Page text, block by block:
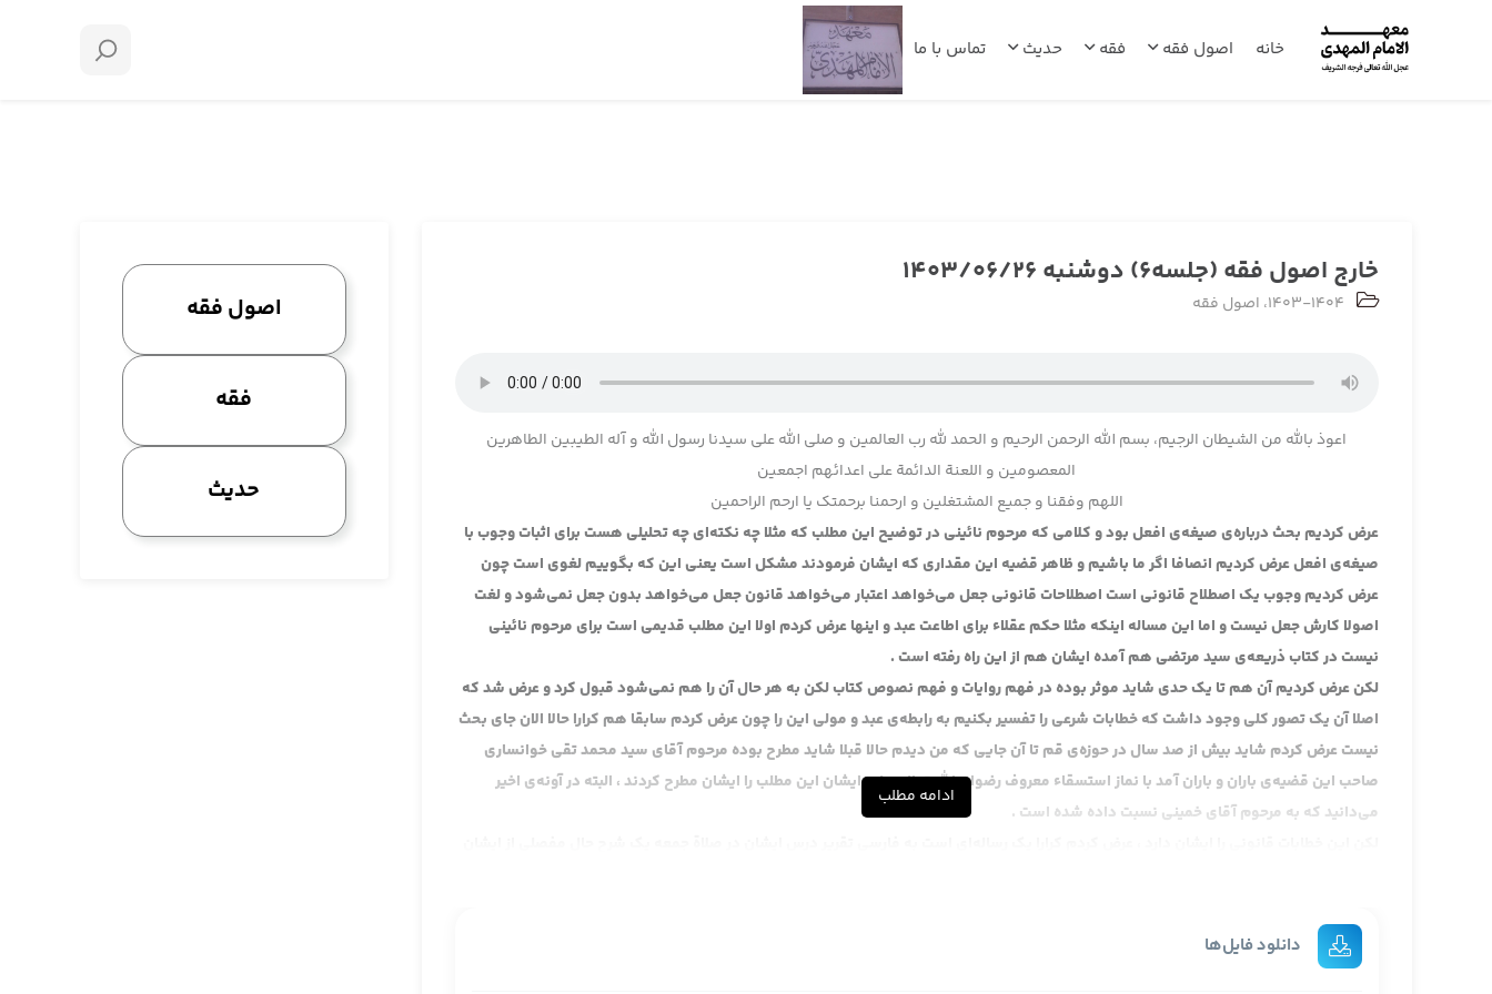
خانه اصول فقه فقه حدیث تماس با ما
خارج اصول فقه (جلسه6) دوشنبه 1403/06/26
1403-1404، اصول فقه
اعوذ بالله من الشیطان الرجیم، بسم الله الرحمن الرحیم و الحمد لله رب العالمین و صلی الله علی سیدنا رسول الله و آله الطیبین الطاهرین
المعصومین و اللعنة الدائمة علی اعدائهم اجمعین
اللهم وفقنا و جمیع المشتغلین و ارحمنا برحمتک یا ارحم الراحمین
عرض کردیم بحث درباره‌ی صیغه‌ی افعل بود و کلامی که مرحوم نائینی در توضیح این مطلب که مثلا چه نکته‌ای چه تحلیلی هست برای اثبات وجوب با
صیغه‌ی افعل عرض کردیم انصافا اگر ما باشیم و ظاهر قضیه این مقداری که ایشان فرمودند مشکل است یعنی این که بگوییم لغوی است چون
عرض کردیم وجوب یک اصطلاح قانونی است اصطلاحات قانونی جعل می‌خواهد اعتبار می‌خواهد قانون جعل می‌خواهد بدون جعل نمی‌شود و لغت
اصولا کارش جعل نیست و اما این مساله اینکه مثلا حکم عقلاء برای اطاعت عبد و اینها عرض کردم اولا این مطلب قدیمی است برای مرحوم نائینی
نیست در کتاب ذریعه‌ی سید مرتضی هم آمده ایشان هم از این راه رفته است .
لکن عرض کردیم آن هم تا یک حدی شاید موثر بوده در فهم روایات و فهم نصوص کتاب لکن به هر حال آن را هم نمی‌شود قبول کرد و عرض شد که
اصلا آن یک تصور کلی وجود داشت که خطابات شرعی را تفسیر بکنیم به رابطه‌ی عبد و مولی این را چون عرض کردم سابقا هم کرارا حالا الان جای بحث
نیست عرض کردم شاید بیش از صد سال در حوزه‌ی قم تا آن جایی که من دیدم حالا قبلا شاید مطرح بوده مرحوم آقای سید محمد تقی خوانساری
صاحب این قضیه‌ی باران و باران آمد با نماز استسقاء معروف رضوان الله تعالی علیه ایشان این مطلب را ایشان مطرح کردند ، البته در آونه‌ی اخیر
می‌دانید که به مرحوم آقای خمینی نسبت داده شده است .
و عرض شد به اینکه این بحث خطابات ، اولا این بحثی که ایشان می‌گوید چون خطاب قانونی است بعث و زجر ندارد این را نمی‌شود قبول کرد یک
توضیحاتی سابقا عرض کردیم فعلا جایش اینجا نیست لکن بحث فقط بحث خطابات نیست اصولا باید این مطلب را ایشان توضیح می‌دادند که ما به
ادامه مطلب
دانلود فایل‌ها
اصول فقه
فقه
حدیث